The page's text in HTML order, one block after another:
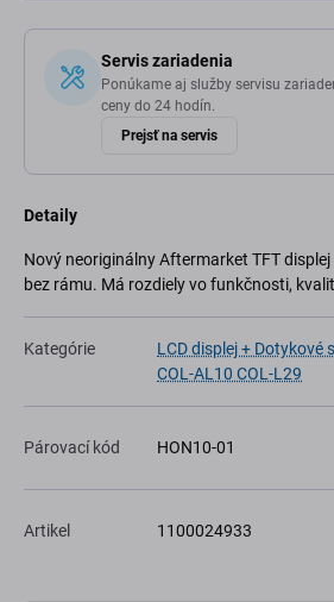
Servis zariadenia
Ponúkame aj služby servisu
ceny do 24 hodín.
Prejsť na servis
Detaily
Nový neoriginálny Aftermarket TFT
bez rámu. Má rozdiely vo funkčnosti,
Kategórie LCD displej + Dotykové
COL-AL10 COL-L29
Párovací kód HON10-01
Artikel 1100024933